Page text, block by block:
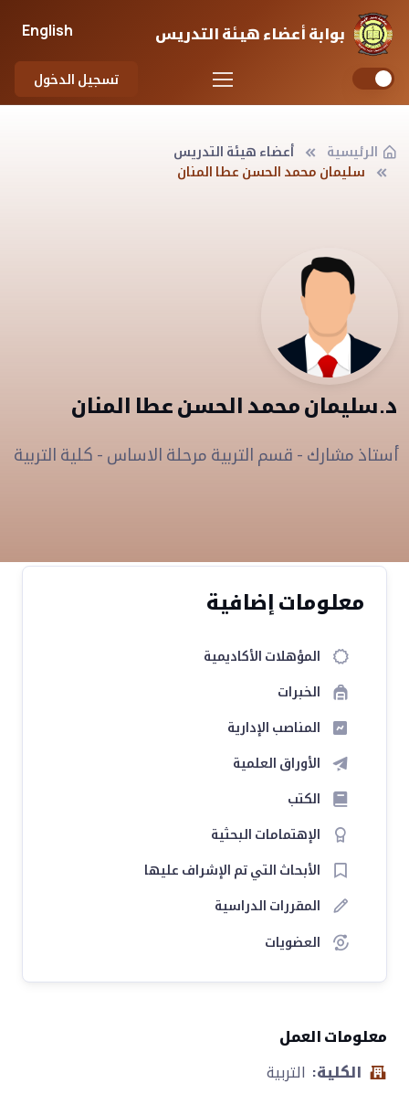
بوابة أعضاء هيئة التدريس English
تسجيل الدخول
الرئيسية
أعضاء هيئة التدريس
سليمان محمد الحسن عطا المنان
د.سليمان محمد الحسن عطا المنان
أستاذ مشارك - قسم التربية مرحلة الاساس - كلية التربية
معلومات إضافية
المؤهلات الأكاديمية
الخبرات
المناصب الإدارية
الأوراق العلمية
الكتب
الإهتمامات البحثية
الأبحاث التي تم الإشراف عليها
المقررات الدراسية
العضويات
معلومات العمل
الكلية: التربية